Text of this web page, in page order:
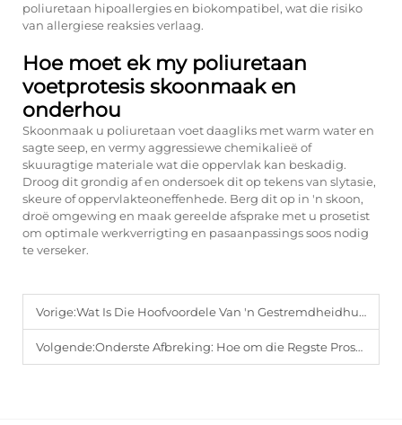
poliuretaan hipoallergies en biokompatibel, wat die risiko
van allergiese reaksies verlaag.
Hoe moet ek my poliuretaan
voetprotesis skoonmaak en
onderhou
Skoonmaak u poliuretaan voet daagliks met warm water en
sagte seep, en vermy aggressiewe chemikalieë of
skuuragtige materiale wat die oppervlak kan beskadig.
Droog dit grondig af en ondersoek dit op tekens van slytasie,
skeure of oppervlakteoneffenhede. Berg dit op in 'n skoon,
droë omgewing en maak gereelde afsprake met u prosetist
om optimale werkverrigting en pasaanpassings soos nodig
te verseker.
Vorige:Wat Is Die Hoofvoordele Van 'n Gestremdheidhulpmiddel?
Volgende:Onderste Afbreking: Hoe om die Regste Prosthetiese Komponente te Kies vir Optimum Tuisheid?